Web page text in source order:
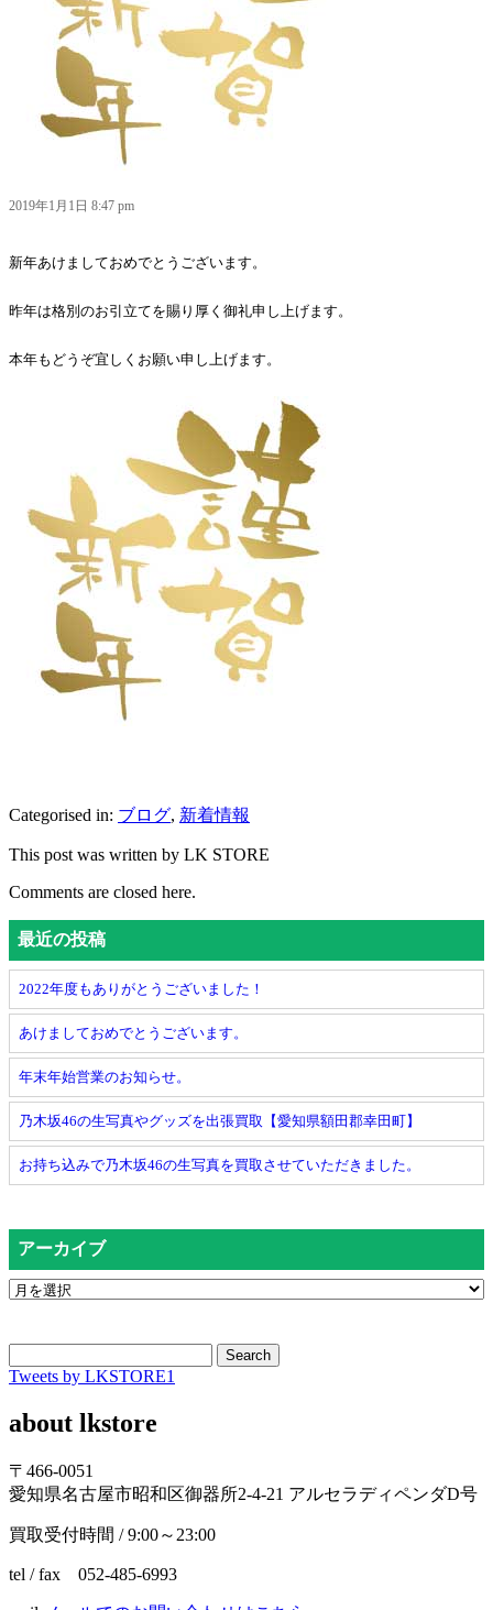
2019年1月1日 8:47 pm
新年あけましておめでとうございます。
昨年は格別のお引立てを賜り厚く御礼申し上げます。
本年もどうぞ宜しくお願い申し上げます。
Categorised in: ブログ, 新着情報
This post was written by LK STORE
Comments are closed here.
最近の投稿
2022年度もありがとうございました！
あけましておめでとうございます。
年末年始営業のお知らせ。
乃木坂46の生写真やグッズを出張買取【愛知県額田郡幸田町】
お持ち込みで乃木坂46の生写真を買取させていただきました。
アーカイブ
Search
Tweets by LKSTORE1
about lkstore
〒466-0051
愛知県名古屋市昭和区御器所2-4-21 アルセラディペンダD号
買取受付時間 / 9:00～23:00
tel / fax 052-485-6993